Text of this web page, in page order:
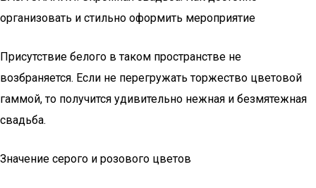
организовать и стильно оформить мероприятие
Присутствие белого в таком пространстве не
возбраняется. Если не перегружать торжество цветовой
гаммой, то получится удивительно нежная и безмятежная
свадьба.
Значение серого и розового цветов